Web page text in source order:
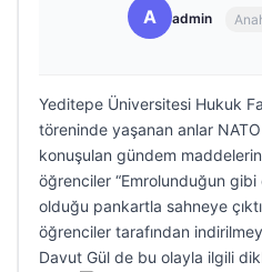
A admin
Yeditepe Üniversitesi Hukuk
töreninde yaşanan anlar
konuşulan gündem
öğrenciler “Emrolunduğun gibi
olduğu pankartla sahneye
öğrenciler tarafından
Davut Gül de bu olayla ilgili